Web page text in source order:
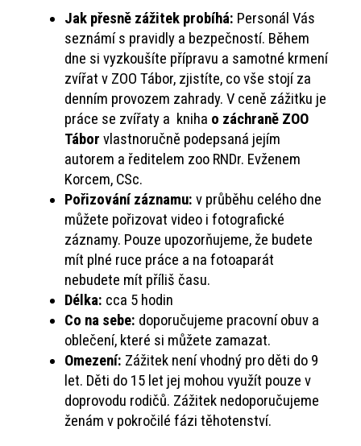
Jak přesně zážitek probíhá: Personál Vás
seznámí s pravidly a bezpečností. Během
dne si vyzkoušíte přípravu a samotné krmení
zvířat v ZOO Tábor, zjistíte, co vše stojí za
denním provozem zahrady. V ceně zážitku je
práce se zvířaty a kniha o záchraně ZOO
Tábor vlastnoručně podepsaná jejím
autorem a ředitelem zoo RNDr. Evženem
Korcem, CSc.
Pořizování záznamu: v průběhu celého dne
můžete pořizovat video i fotografické
záznamy. Pouze upozorňujeme, že budete
mít plné ruce práce a na fotoaparát
nebudete mít příliš času.
Délka: cca 5 hodin
Co na sebe: doporučujeme pracovní obuv a
oblečení, které si můžete zamazat.
Omezení: Zážitek není vhodný pro děti do 9
let. Děti do 15 let jej mohou využít pouze v
doprovodu rodičů. Zážitek nedoporučujeme
ženám v pokročilé fázi těhotenství.